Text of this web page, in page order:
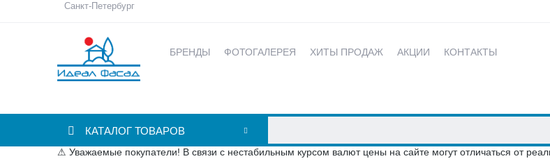
Санкт-Петербург
БРЕНДЫ ФОТОГАЛЕРЕЯ ХИТЫ ПРОДАЖ АКЦИИ КОНТАКТЫ
КАТАЛОГ ТОВАРОВ
⚠ Уважаемые покупатели! В связи с нестабильным курсом валют цены на сайте могут отличаться от